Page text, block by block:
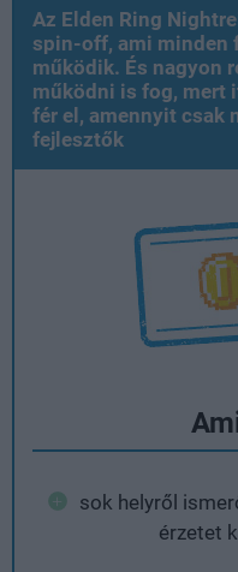
Az Elden Ring
spin-off, ami minden
működik. És nagyon
működni is fog, mert
fér el, amennyit csak
fejlesztők
sok helyről
érzetet